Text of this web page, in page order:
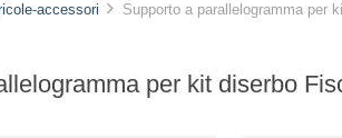
accessori Supporto a parallelogramma per
per kit diserbo